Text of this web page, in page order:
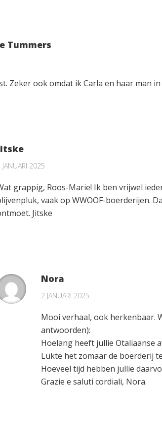
Tummers
Zeker ook omdat ik Carla en haar man
JANUARI 2025
grappig, Roos-Marie! Ik ben vrijwel
vaak op WWOOF-boerderijen.
Jitske
Nora
2 JANUARI 2025
Mooi verhaal, ook herkenbaar.
antwoorden):
Hoelang heeft jullie Otaliaanse
Lukte het zomaar de boerderij
Hoeveel tijd hebben jullie
Grazie e saluti cordiali, Nora.